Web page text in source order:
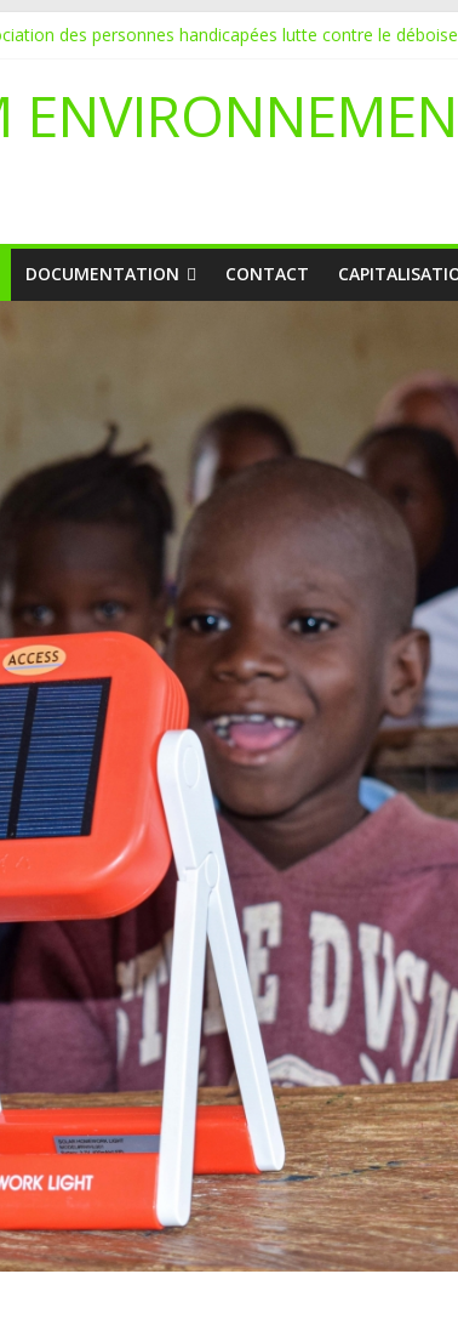
Nyetaa initie 20 jeunes à la protection de
des personnes handicapées lutte contre le
de l’écologie : Benbere montre la voie
déclare l’état de catastrophe nationale
DOCUMENTATION CONTACT